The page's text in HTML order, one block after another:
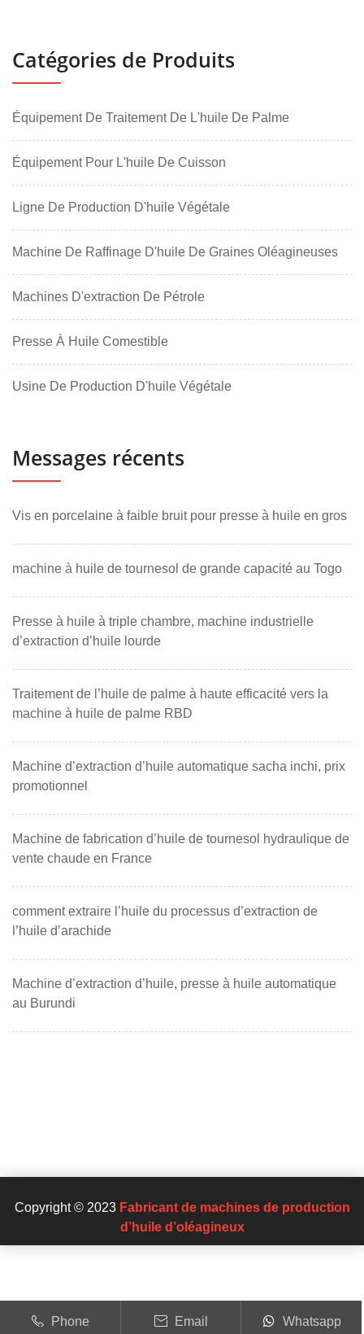
Catégories de Produits
Équipement De Traitement De L'huile De Palme
Équipement Pour L'huile De Cuisson
Ligne De Production D'huile Végétale
Machine De Raffinage D'huile De Graines Oléagineuses
Machines D'extraction De Pétrole
Presse À Huile Comestible
Usine De Production D'huile Végétale
Messages récents
Vis en porcelaine à faible bruit pour presse à huile en gros
machine à huile de tournesol de grande capacité au Togo
Presse à huile à triple chambre, machine industrielle
d’extraction d’huile lourde
Traitement de l’huile de palme à haute efficacité vers la
machine à huile de palme RBD
Machine d’extraction d’huile automatique sacha inchi, prix
promotionnel
Machine de fabrication d’huile de tournesol hydraulique de
vente chaude en France
comment extraire l’huile du processus d’extraction de
l’huile d’arachide
Machine d’extraction d’huile, presse à huile automatique
au Burundi
Copyright © 2023 Fabricant de machines de production
d’huile d’oléagineux
Phone Email Whatsapp